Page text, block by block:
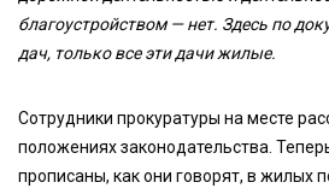
благоустройством — нет. Здесь по
дач, только все эти дачи жилые.
Сотрудники прокуратуры на месте
положениях законодательства.
прописаны, как они говорят, в жилых